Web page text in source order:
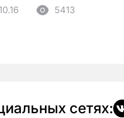
5413
сетях: